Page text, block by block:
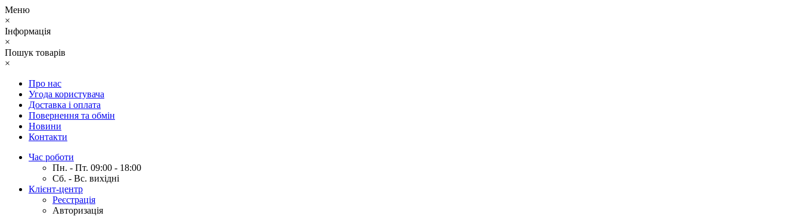
Меню
×
Інформація
×
Пошук товарів
×
Про нас
Угода користувача
Доставка і оплата
Повернення та обмін
Новини
Контакти
Час роботи
Пн. - Пт. 09:00 - 18:00
Сб. - Вс. вихідні
Клієнт-центр
Реєстрація
Авторизація